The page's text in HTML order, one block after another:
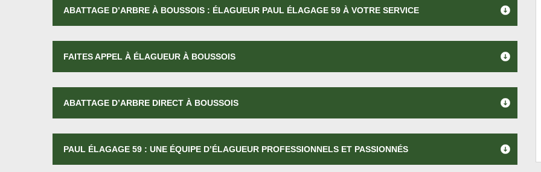
ABATTAGE D’ARBRE À BOUSSOIS : ÉLAGUEUR PAUL ÉLAGAGE 59 À VOTRE SERVICE
FAITES APPEL À ÉLAGUEUR À BOUSSOIS
ABATTAGE D’ARBRE DIRECT À BOUSSOIS
PAUL ÉLAGAGE 59 : UNE ÉQUIPE D’ÉLAGUEUR PROFESSIONNELS ET PASSIONNÉS